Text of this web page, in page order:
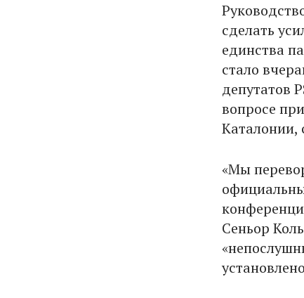
сделать
единства
стало
депутатов
вопросе
Каталонии,
«Мы
Сеньор